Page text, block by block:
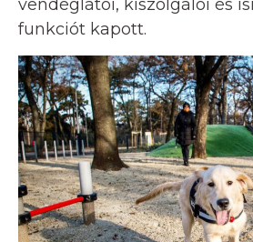
vendéglátói, kiszolgálói és
funkciót kapott.